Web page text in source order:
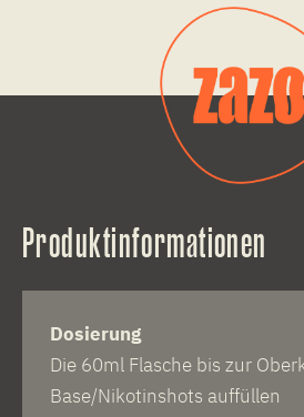
Produktinformationen
Dosierung
Die 60ml Flasche bis zur
Base/Nikotinshots auffüllen